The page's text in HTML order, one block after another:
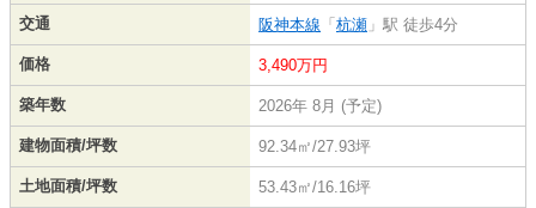
交通 阪神本線 「 杭瀬 」駅 徒歩4分
価格 3,490万円
築年数 2026年 8月 (予定)
建物面積/坪数 92.34㎡/27.93坪
土地面積/坪数 53.43㎡/16.16坪